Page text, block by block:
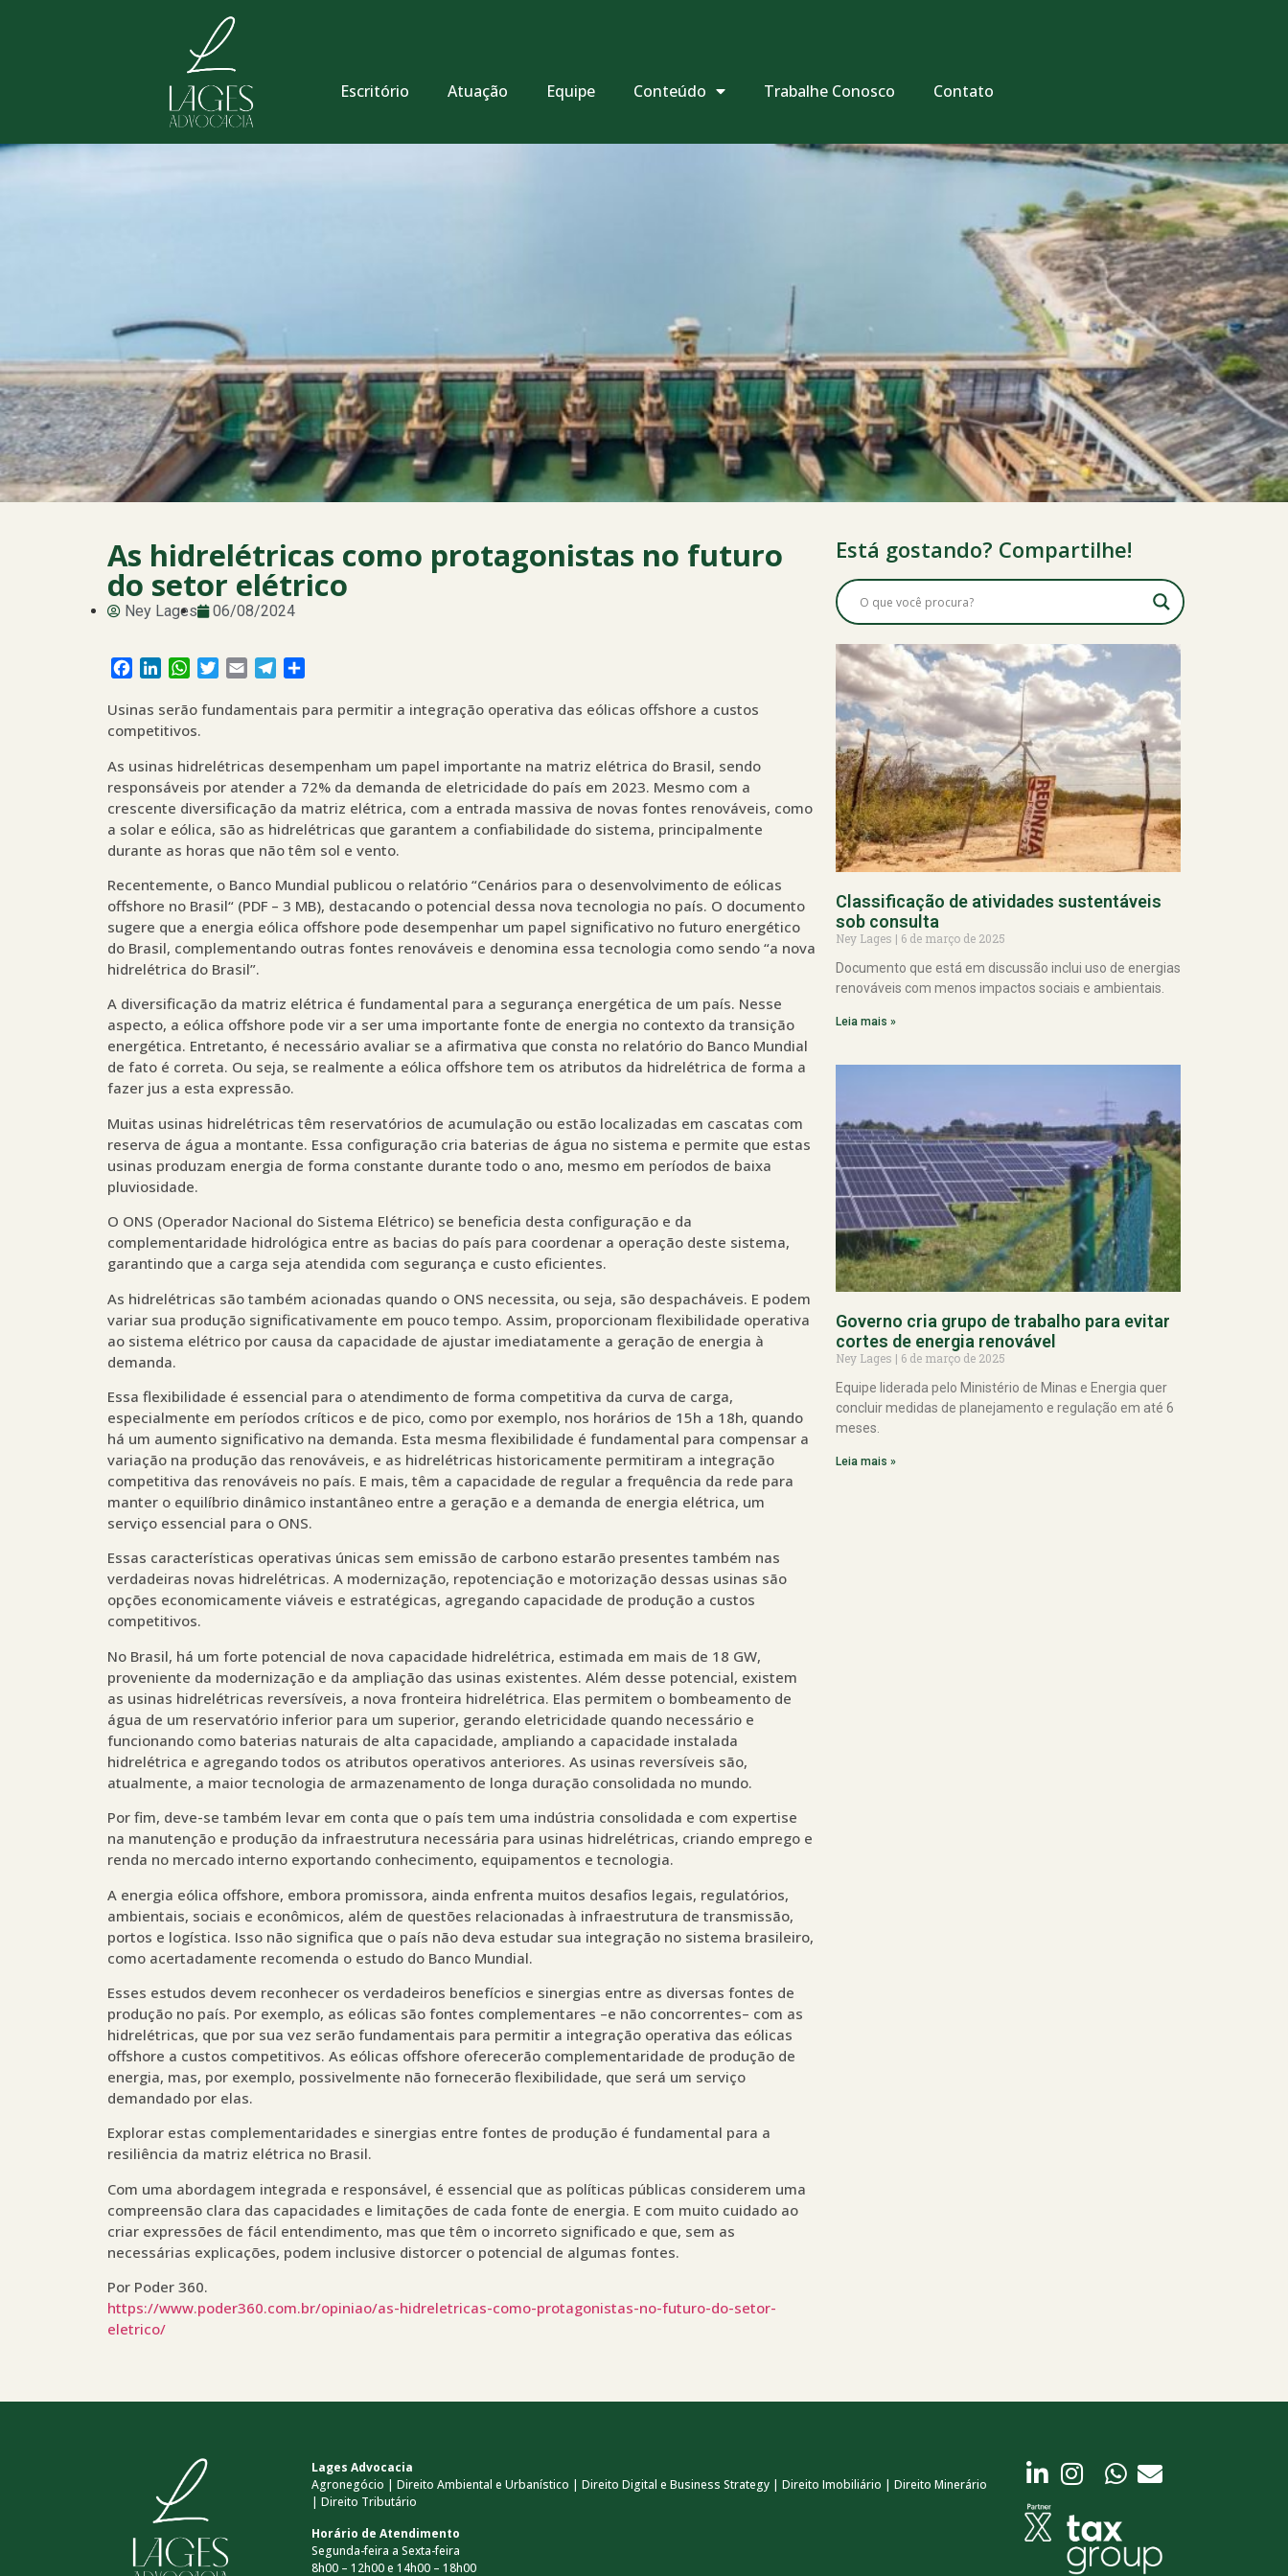
Escritório Atuação Equipe Conteúdo Trabalhe Conosco Contato
As hidrelétricas como protagonistas no futuro
do setor elétrico
Ney Lages 06/08/2024
Facebook
LinkedInWhatsApp
Twitter
Email Telegram
Usinas serão fundamentais para permitir a integração operativa das eólicas offshore a custos
competitivos.
As usinas hidrelétricas desempenham um papel importante na matriz elétrica do Brasil, sendo
responsáveis por atender a 72% da demanda de eletricidade do país em 2023. Mesmo com a
crescente diversificação da matriz elétrica, com a entrada massiva de novas fontes renováveis, como
a solar e eólica, são as hidrelétricas que garantem a confiabilidade do sistema, principalmente
durante as horas que não têm sol e vento.
Recentemente, o Banco Mundial publicou o relatório “Cenários para o desenvolvimento de eólicas
offshore no Brasil“ (PDF – 3 MB), destacando o potencial dessa nova tecnologia no país. O documento
sugere que a energia eólica offshore pode desempenhar um papel significativo no futuro energético
do Brasil, complementando outras fontes renováveis e denomina essa tecnologia como sendo “a nova
hidrelétrica do Brasil”.
A diversificação da matriz elétrica é fundamental para a segurança energética de um país. Nesse
aspecto, a eólica offshore pode vir a ser uma importante fonte de energia no contexto da transição
energética. Entretanto, é necessário avaliar se a afirmativa que consta no relatório do Banco Mundial
de fato é correta. Ou seja, se realmente a eólica offshore tem os atributos da hidrelétrica de forma a
fazer jus a esta expressão.
Muitas usinas hidrelétricas têm reservatórios de acumulação ou estão localizadas em cascatas com
reserva de água a montante. Essa configuração cria baterias de água no sistema e permite que estas
usinas produzam energia de forma constante durante todo o ano, mesmo em períodos de baixa
pluviosidade.
O ONS (Operador Nacional do Sistema Elétrico) se beneficia desta configuração e da
complementaridade hidrológica entre as bacias do país para coordenar a operação deste sistema,
garantindo que a carga seja atendida com segurança e custo eficientes.
As hidrelétricas são também acionadas quando o ONS necessita, ou seja, são despacháveis. E podem
variar sua produção significativamente em pouco tempo. Assim, proporcionam flexibilidade operativa
ao sistema elétrico por causa da capacidade de ajustar imediatamente a geração de energia à
demanda.
Essa flexibilidade é essencial para o atendimento de forma competitiva da curva de carga,
especialmente em períodos críticos e de pico, como por exemplo, nos horários de 15h a 18h, quando
há um aumento significativo na demanda. Esta mesma flexibilidade é fundamental para compensar a
variação na produção das renováveis, e as hidrelétricas historicamente permitiram a integração
competitiva das renováveis no país. E mais, têm a capacidade de regular a frequência da rede para
manter o equilíbrio dinâmico instantâneo entre a geração e a demanda de energia elétrica, um
serviço essencial para o ONS.
Essas características operativas únicas sem emissão de carbono estarão presentes também nas
verdadeiras novas hidrelétricas. A modernização, repotenciação e motorização dessas usinas são
opções economicamente viáveis e estratégicas, agregando capacidade de produção a custos
competitivos.
No Brasil, há um forte potencial de nova capacidade hidrelétrica, estimada em mais de 18 GW,
proveniente da modernização e da ampliação das usinas existentes. Além desse potencial, existem
as usinas hidrelétricas reversíveis, a nova fronteira hidrelétrica. Elas permitem o bombeamento de
água de um reservatório inferior para um superior, gerando eletricidade quando necessário e
funcionando como baterias naturais de alta capacidade, ampliando a capacidade instalada
hidrelétrica e agregando todos os atributos operativos anteriores. As usinas reversíveis são,
atualmente, a maior tecnologia de armazenamento de longa duração consolidada no mundo.
Por fim, deve-se também levar em conta que o país tem uma indústria consolidada e com expertise
na manutenção e produção da infraestrutura necessária para usinas hidrelétricas, criando emprego e
renda no mercado interno exportando conhecimento, equipamentos e tecnologia.
A energia eólica offshore, embora promissora, ainda enfrenta muitos desafios legais, regulatórios,
ambientais, sociais e econômicos, além de questões relacionadas à infraestrutura de transmissão,
portos e logística. Isso não significa que o país não deva estudar sua integração no sistema brasileiro,
como acertadamente recomenda o estudo do Banco Mundial.
Esses estudos devem reconhecer os verdadeiros benefícios e sinergias entre as diversas fontes de
produção no país. Por exemplo, as eólicas são fontes complementares –e não concorrentes– com as
hidrelétricas, que por sua vez serão fundamentais para permitir a integração operativa das eólicas
offshore a custos competitivos. As eólicas offshore oferecerão complementaridade de produção de
energia, mas, por exemplo, possivelmente não fornecerão flexibilidade, que será um serviço
demandado por elas.
Explorar estas complementaridades e sinergias entre fontes de produção é fundamental para a
resiliência da matriz elétrica no Brasil.
Com uma abordagem integrada e responsável, é essencial que as políticas públicas considerem uma
compreensão clara das capacidades e limitações de cada fonte de energia. E com muito cuidado ao
criar expressões de fácil entendimento, mas que têm o incorreto significado e que, sem as
necessárias explicações, podem inclusive distorcer o potencial de algumas fontes.
Por Poder 360.
https://www.poder360.com.br/opiniao/as-hidreletricas-como-protagonistas-no-futuro-do-setor-
eletrico/
Está gostando? Compartilhe!
Classificação de atividades sustentáveis
sob consulta
Ney Lages
6 de março de 2025
Documento que está em discussão inclui uso de energias
renováveis com menos impactos sociais e ambientais.
Leia mais »
Governo cria grupo de trabalho para evitar
cortes de energia renovável
Ney Lages
6 de março de 2025
Equipe liderada pelo Ministério de Minas e Energia quer
concluir medidas de planejamento e regulação em até 6
meses.
Leia mais »
Lages Advocacia
Agronegócio | Direito Ambiental e Urbanístico | Direito Digital e Business Strategy | Direito Imobiliário | Direito Minerário
| Direito Tributário
Horário de Atendimento
Segunda-feira a Sexta-feira
8h00 – 12h00 e 14h00 – 18h00